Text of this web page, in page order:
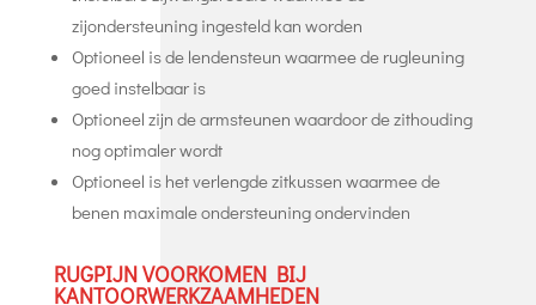
zijondersteuning ingesteld kan worden
Optioneel is de lendensteun waarmee de rugleuning
goed instelbaar is
Optioneel zijn de armsteunen waardoor de zithouding
nog optimaler wordt
Optioneel is het verlengde zitkussen waarmee de
benen maximale ondersteuning ondervinden
RUGPIJN VOORKOMEN BIJ
KANTOORWERKZAAMHEDEN